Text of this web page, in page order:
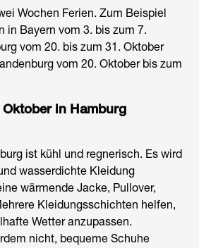
Wochen Ferien. Zum Beispiel
in Bayern vom 3. bis zum 7.
vom 20. bis zum 31. Oktober
vom 20. Oktober bis zum
in Hamburg
ist kühl und regnerisch. Es wird
wasserdichte Kleidung
wärmende Jacke, Pullover,
Kleidungsschichten helfen,
Wetter anzupassen.
nicht, bequeme Schuhe